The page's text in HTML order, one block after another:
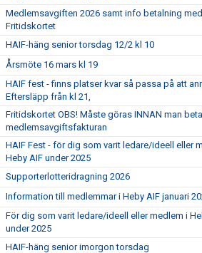
Medlemsavgiften 2026 samt info betalning med
Fritidskortet
HAIF-häng senior torsdag 12/2 kl 10
Årsmöte 16 mars kl 19
HAIF fest - finns platser kvar så passa på att
Eftersläpp från kl 21,
Fritidskortet OBS! Måste göras INNAN man
medlemsavgiftsfakturan
HAIF Fest - för dig som varit ledare/ideell eller
Heby AIF under 2025
Supporterlotteridragning 2026
Information till medlemmar i Heby AIF januari
För dig som varit ledare/ideell eller medlem i
under 2025
HAIF-häng senior imorgon torsdag